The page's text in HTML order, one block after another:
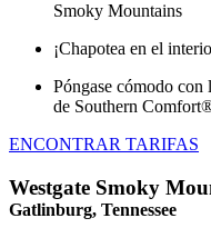
Smoky Mountains
¡Chapotea en el
Póngase cómodo con
de Southern
ENCONTRAR TARIFAS
Westgate Smoky
Gatlinburg, Tennessee